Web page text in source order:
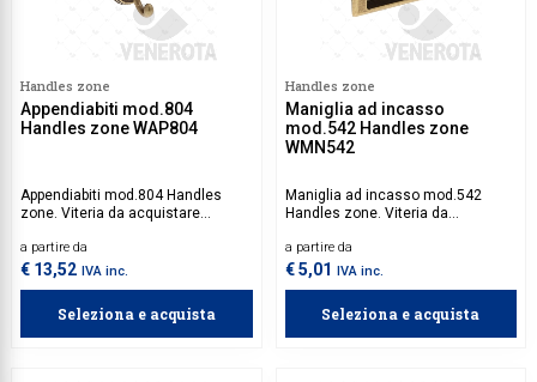
Handles zone
Appendiabiti mod.804
Handles zone WAP804
Appendiabiti mod.804 Handles
zone. Viteria da acquistare
a partire da
€ 13,52 IVA inc.
Seleziona e acquista
Handles zone
Maniglia ad incasso
mod.542 Handles zone
WMN542
Maniglia ad incasso mod.542
Handles zone. Viteria da
a partire da
€ 5,01 IVA inc.
Seleziona e acquista